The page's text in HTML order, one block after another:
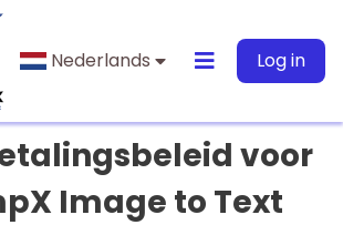
Nederlands Log in
voor
Image to Text